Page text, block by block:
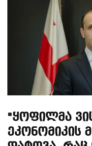
"ყოფილმა
Ეკონომიკის